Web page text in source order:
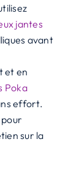
jantes
avant
et en
Poka
effort.
sur la